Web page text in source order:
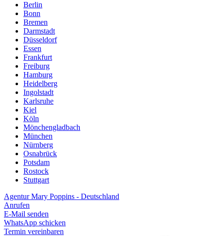
Berlin
Bonn
Bremen
Darmstadt
Düsseldorf
Essen
Frankfurt
Freiburg
Hamburg
Heidelberg
Ingolstadt
Karlsruhe
Kiel
Köln
Mönchengladbach
München
Nürnberg
Osnabrück
Potsdam
Rostock
Stuttgart
Agentur Mary Poppins - Deutschland
Anrufen
E-Mail senden
WhatsApp schicken
Termin vereinbaren